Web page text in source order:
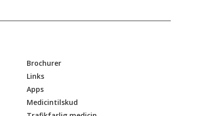
Brochurer
Links
Apps
Medicintilskud